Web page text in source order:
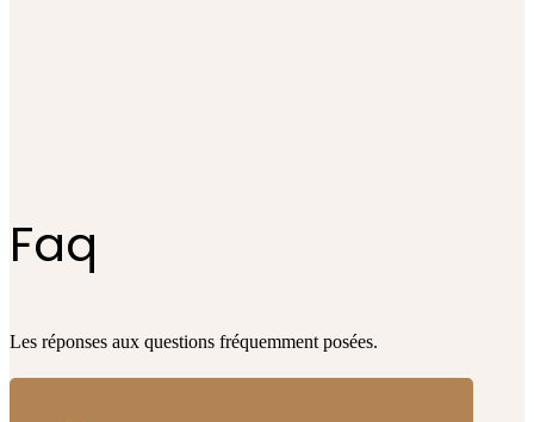
Faq
Les réponses aux questions fréquemment posées.